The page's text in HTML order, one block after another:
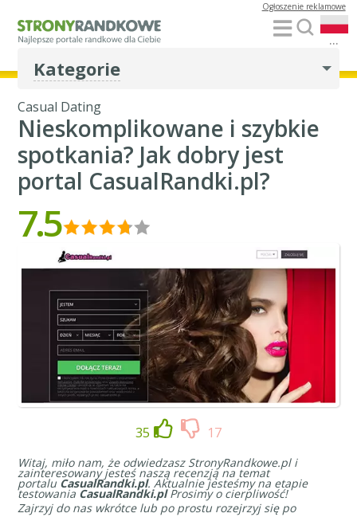
...
Ogłoszenie reklamowe
Kategorie
Casual Dating
Nieskomplikowane i szybkie
spotkania? Jak dobry jest
portal CasualRandki.pl?
7.5
35 17
Witaj, miło nam, że odwiedzasz StronyRandkowe.pl i
zainteresowany jesteś naszą recenzją na temat
portalu CasualRandki.pl. Aktualnie jesteśmy na etapie
testowania CasualRandki.plProsimy o cierpliwość!
Zajrzyj do nas wkrótce lub po prostu rozejrzyj się po